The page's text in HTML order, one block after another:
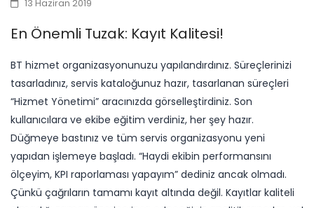
13 Haziran 2019
En Önemli Tuzak: Kayıt Kalitesi!
BT hizmet organizasyonunuzu yapılandırdınız. Süreçlerinizi
tasarladınız, servis kataloğunuz hazır, tasarlanan süreçleri
“Hizmet Yönetimi” aracınızda görselleştirdiniz. Son
kullanıcılara ve ekibe eğitim verdiniz, her şey hazır.
Düğmeye bastınız ve tüm servis organizasyonu yeni
yapıdan işlemeye başladı. “Haydi ekibin performansını
ölçeyim, KPI raporlaması yapayım” dediniz ancak olmadı.
Çünkü çağrıların tamamı kayıt altında değil. Kayıtlar kaliteli